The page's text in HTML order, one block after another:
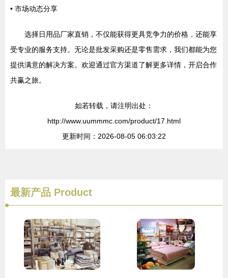
• 市场动态分享
选择日用品厂家直销，不仅能获得更具竞争力的价格，还能享
受专业的服务支持。无论是批发采购还是零售需求，我们都能为您
提供满意的解决方案。欢迎通过官方渠道了解更多详情，开启合作
共赢之旅。
如若转载，请注明出处：
http://www.uummmc.com/product/17.html
更新时间：2026-08-05 06:03:22
最新产品 Product